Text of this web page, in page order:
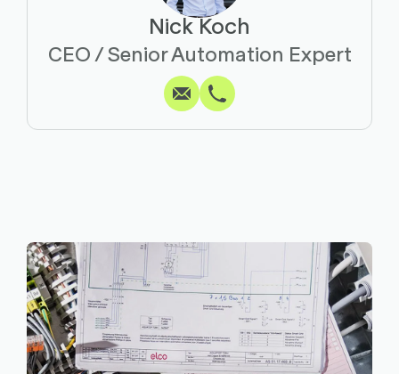
Nick Koch
CEO / Senior Automation Expert
SchreibenKopieren
AnrufenKopieren